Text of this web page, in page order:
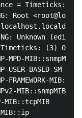
= Timeticks:
Root
Unknown (edit /
= Timeticks: (3)
MPD-
BASED-SM-
MIB::snmpMIB
MIB::tcpMIB
MIB::ip